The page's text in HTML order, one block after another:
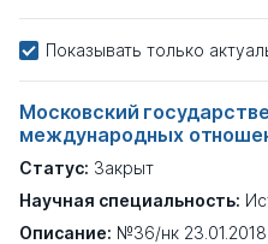
Показывать только
Московский
международных
Статус: Закрыт
Научная специальность:
Описание: №36/нк 23.01.2018